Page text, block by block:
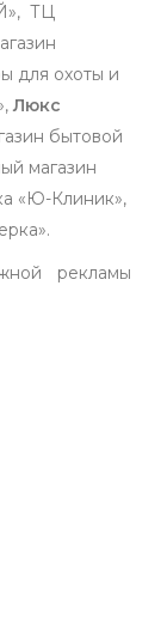
ТЦ
для охоты и
Люкс
бытовой
магазин
«Ю-Клиник»,
рекламы